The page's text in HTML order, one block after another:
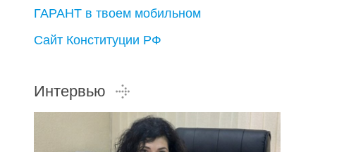
ГАРАНТ в твоем мобильном
Сайт Конституции РФ
Интервью